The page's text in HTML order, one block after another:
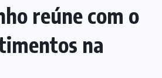
reúne com o
na